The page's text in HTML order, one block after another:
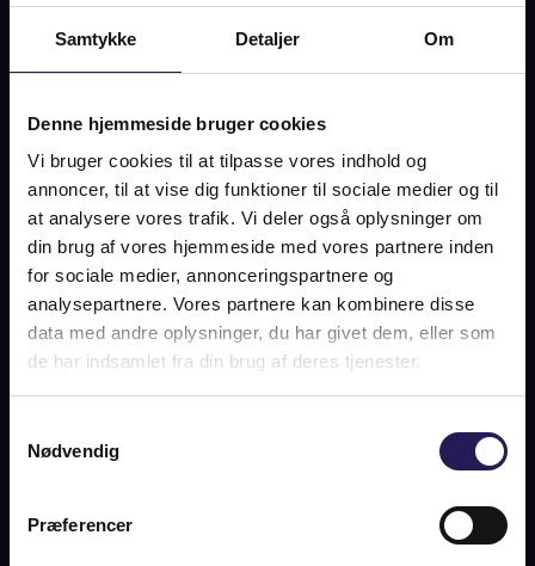
Samtykke Detaljer Om
Denne hjemmeside bruger cookies
Vi bruger cookies til at tilpasse vores indhold og
annoncer, til at vise dig funktioner til sociale medier og til
at analysere vores trafik. Vi deler også oplysninger om
din brug af vores hjemmeside med vores partnere inden
for sociale medier, annonceringspartnere og
analysepartnere. Vores partnere kan kombinere disse
data med andre oplysninger, du har givet dem, eller som
de har indsamlet fra din brug af deres tjenester.
Nødvendig
Præferencer
STRANDHAGEVEJ 15, 4583
SJÆLLANDS ODDE
SOLGT
OM BOLIGEN
Gennemtænkt og visionært fritidshus på 68 m2, opført i
den naturskønne strandbred, hvor strandkål, lyng, bregner og
hyben vokser frit i de fortryllende sandvolde, der har præget
området siden stenalderen. I dag, en af de skønneste
badestrande, hvor der hver sommer bliver opstillet en
Der er så mange gode grunde til at trække ud i spidsen af
natur og kystlinjerne, som skaber de ideelle betingelser for
et vidunderligt sommerhusområde.